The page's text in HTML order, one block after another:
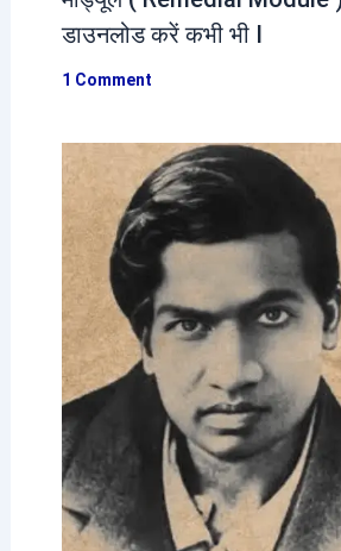
डाउनलोड करें कभी भी I
1 Comment